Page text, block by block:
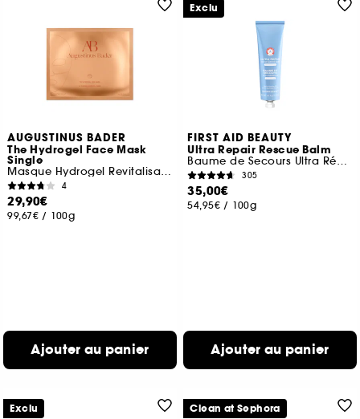
AUGUSTINUS BADER
The Hydrogel Face Mask
Single
Masque Hydrogel Revitalisant et Hydratant
4
29,90€
99,67€ / 100g
Ajouter au panier
FIRST AID BEAUTY
Ultra Repair Rescue Balm
Baume de Secours Ultra Réparateur au Diméthcone
305
35,00€
54,95€ / 100g
Ajouter au panier
Exclu
Exclu Clean at Sephora